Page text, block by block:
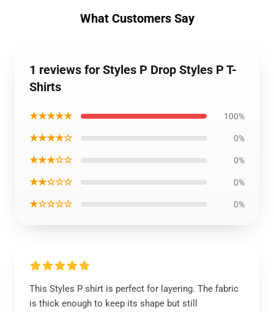
What Customers Say
1 reviews for Styles P Drop Styles P T-
Shirts
★★★★★ 100%
★★★★☆ 0%
★★★☆☆ 0%
★★☆☆☆ 0%
★☆☆☆☆ 0%
This Styles P shirt is perfect for layering. The fabric
is thick enough to keep its shape but still